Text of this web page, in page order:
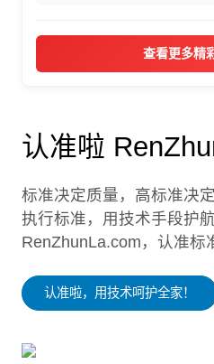
查看更多精
认准啦
标准决定质量，高标准决
执行标准，用技术手段护
RenZhunLa.com，认准标
认准啦，用技术呵护全家！